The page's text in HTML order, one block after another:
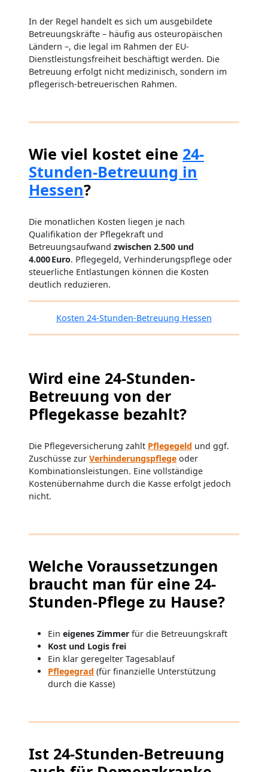
In der Regel handelt es sich um ausgebildete
Betreuungskräfte – häufig aus osteuropäischen
Ländern –, die legal im Rahmen der EU-
Dienstleistungsfreiheit beschäftigt werden. Die
Betreuung erfolgt nicht medizinisch, sondern im
pflegerisch-betreuerischen Rahmen.
Wie viel kostet eine 24-
Stunden-Betreuung in
Hessen?
Die monatlichen Kosten liegen je nach
Qualifikation der Pflegekraft und
Betreuungsaufwand zwischen 2.500 und
4.000 Euro. Pflegegeld, Verhinderungspflege oder
steuerliche Entlastungen können die Kosten
deutlich reduzieren.
Kosten 24-Stunden-Betreuung Hessen
Wird eine 24-Stunden-
Betreuung von der
Pflegekasse bezahlt?
Die Pflegeversicherung zahlt Pflegegeld und ggf.
Zuschüsse zur Verhinderungspflege oder
Kombinationsleistungen. Eine vollständige
Kostenübernahme durch die Kasse erfolgt jedoch
nicht.
Welche Voraussetzungen
braucht man für eine 24-
Stunden-Pflege zu Hause?
Ein eigenes Zimmerfür die Betreuungskraft
Kost und Logis frei
Ein klar geregelter Tagesablauf
Pflegegrad (für finanzielle Unterstützung
durch die Kasse)
Ist 24-Stunden-Betreuung